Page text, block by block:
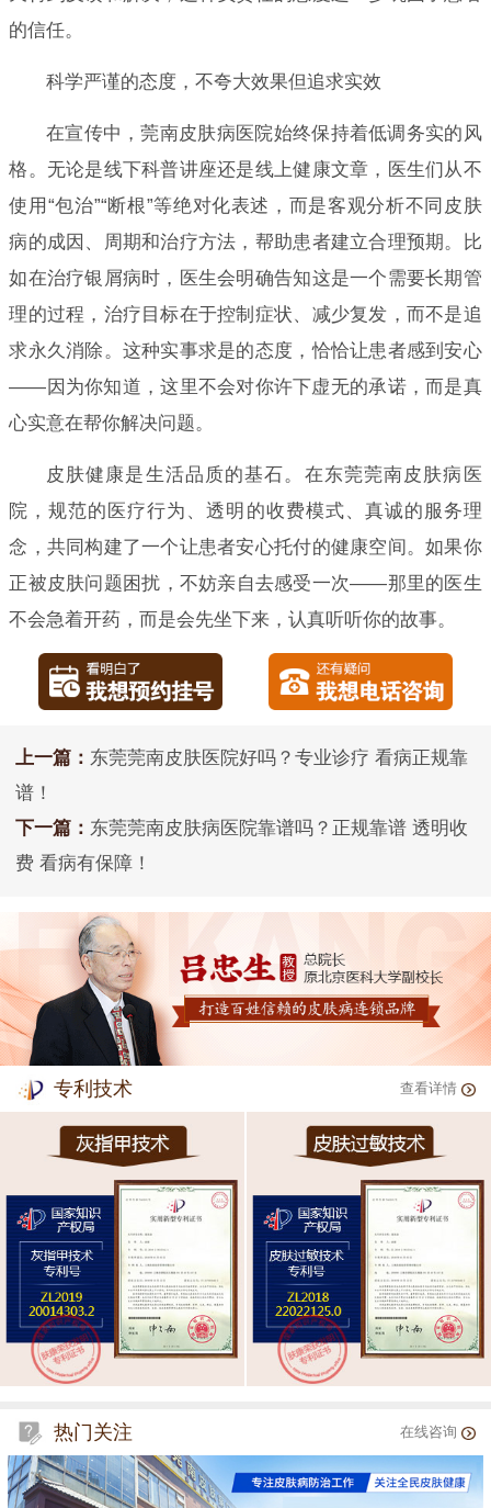
的信任。
科学严谨的态度，不夸大效果但追求实效
在宣传中，莞南皮肤病医院始终保持着低调务实的风
格。无论是线下科普讲座还是线上健康文章，医生们从不
使用“包治”“断根”等绝对化表述，而是客观分析不同皮肤
病的成因、周期和治疗方法，帮助患者建立合理预期。比
如在治疗银屑病时，医生会明确告知这是一个需要长期管
理的过程，治疗目标在于控制症状、减少复发，而不是追
求永久消除。这种实事求是的态度，恰恰让患者感到安心
——因为你知道，这里不会对你许下虚无的承诺，而是真
心实意在帮你解决问题。
皮肤健康是生活品质的基石。在东莞莞南皮肤病医
院，规范的医疗行为、透明的收费模式、真诚的服务理
念，共同构建了一个让患者安心托付的健康空间。如果你
正被皮肤问题困扰，不妨亲自去感受一次——那里的医生
不会急着开药，而是会先坐下来，认真听听你的故事。
上一篇： 东莞莞南皮肤医院好吗？专业诊疗 看病正规靠
谱！
下一篇： 东莞莞南皮肤病医院靠谱吗？正规靠谱 透明收
费 看病有保障！
专利技术 查看详情
热门关注 在线咨询